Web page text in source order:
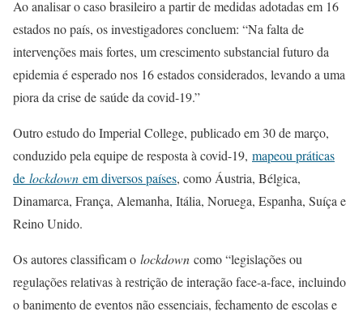
Ao analisar o caso brasileiro a partir de medidas adotadas em 16
estados no país, os investigadores concluem: “Na falta de
intervenções mais fortes, um crescimento substancial futuro da
epidemia é esperado nos 16 estados considerados, levando a uma
piora da crise de saúde da covid-19.”
Outro estudo do Imperial College, publicado em 30 de março,
conduzido pela equipe de resposta à covid-19, mapeou práticas
de lockdown em diversos países, como Áustria, Bélgica,
Dinamarca, França, Alemanha, Itália, Noruega, Espanha, Suíça e
Reino Unido.
Os autores classificam o lockdown como “legislações ou
regulações relativas à restrição de interação face-a-face, incluindo
o banimento de eventos não essenciais, fechamento de escolas e